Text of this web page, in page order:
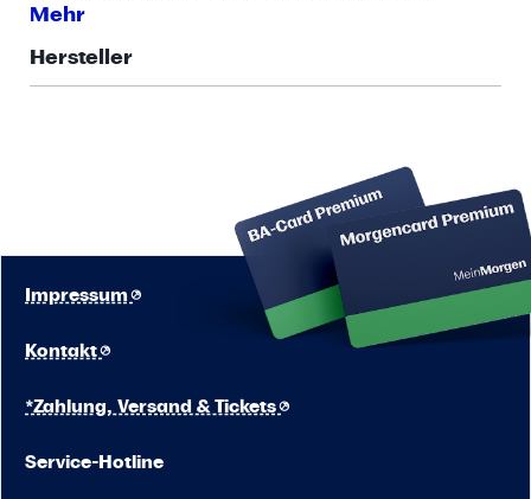
Mehr
Hersteller
Service-Hotline
Kontakt
Impressum
*Zahlung, Versand & Tickets